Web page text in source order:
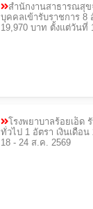
สํานักงานสาธารณสุ
บุคคลเข้ารับราชการ 8
19,970 บาท ตั้งแต่วันที่
โรงพยาบาลร้อยเอ็ด
ทั่วไป 1 อัตรา เงินเดือ
18 - 24 ส.ค. 2569